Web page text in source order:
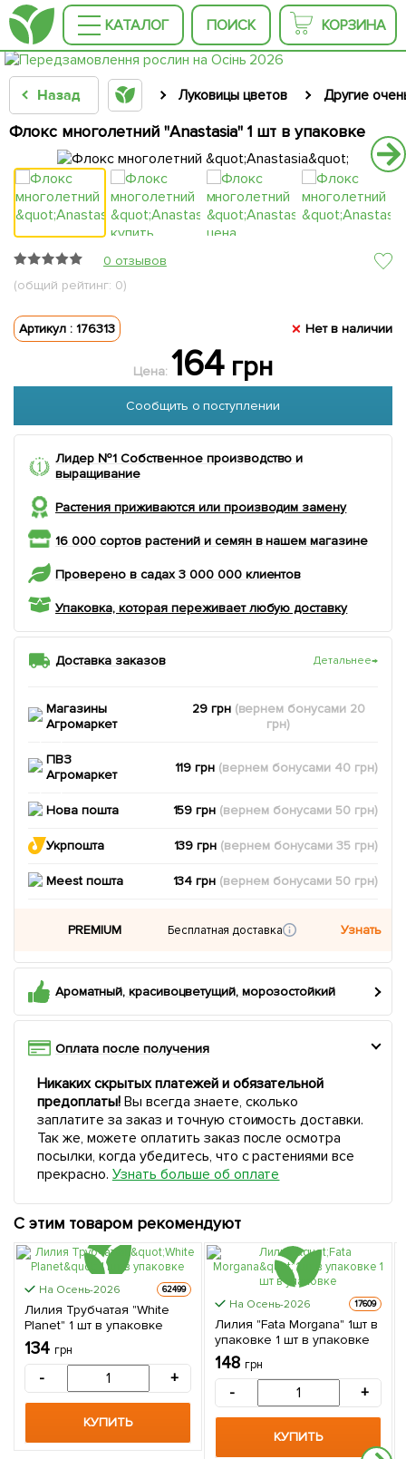
КАТАЛОГ ПОИСК КОРЗИНА
Назад Луковицы цветов Другие
Флокс многолетний "Anastasia" 1 шт в упаковке
0 отзывов
(общий рейтинг: 0)
Артикул : 176313 Нет в наличии
Цена: 164грн
Сообщить о поступлении
Лидер №1 Собственное производство и
выращивание
Растения приживаются или производим замену
16 000 сортов растений и семян в нашем магазине
Проверено в садах 3 000 000 клиентов
Упаковка, которая переживает любую доставку
Доставка заказов Детальнее→
Магазины
Агромаркет
29 грн (вернем бонусами 20
грн)
ПВЗ
Агромаркет
119 грн (вернем бонусами 40 грн)
Нова пошта 159 грн (вернем бонусами 50 грн)
Укрпошта 139 грн (вернем бонусами35 грн)
Meest пошта 134 грн (вернем бонусами 50 грн)
PREMIUM Бесплатная доставка Узнать
Ароматный, красивоцветущий, морозостойкий
Оплата после получения
Никаких скрытых платежей и обязательной
предоплаты!Вы всегда знаете, сколько
заплатите за заказ и точную стоимость доставки.
Так же, можете оплатить заказ после осмотра
посылки, когда убедитесь, что с растениями все
прекрасно. Узнать больше об оплате
С этим товаром рекомендуют
На Осень-2026 62499
Лилия Трубчатая "White
Planet" 1 шт в упаковке
134 грн
- +
КУПИТЬ
На Осень-2026 17609
Лилия "Fata Morgana" 1шт в
упаковке 1 шт в упаковке
148 грн
- +
КУПИТЬ